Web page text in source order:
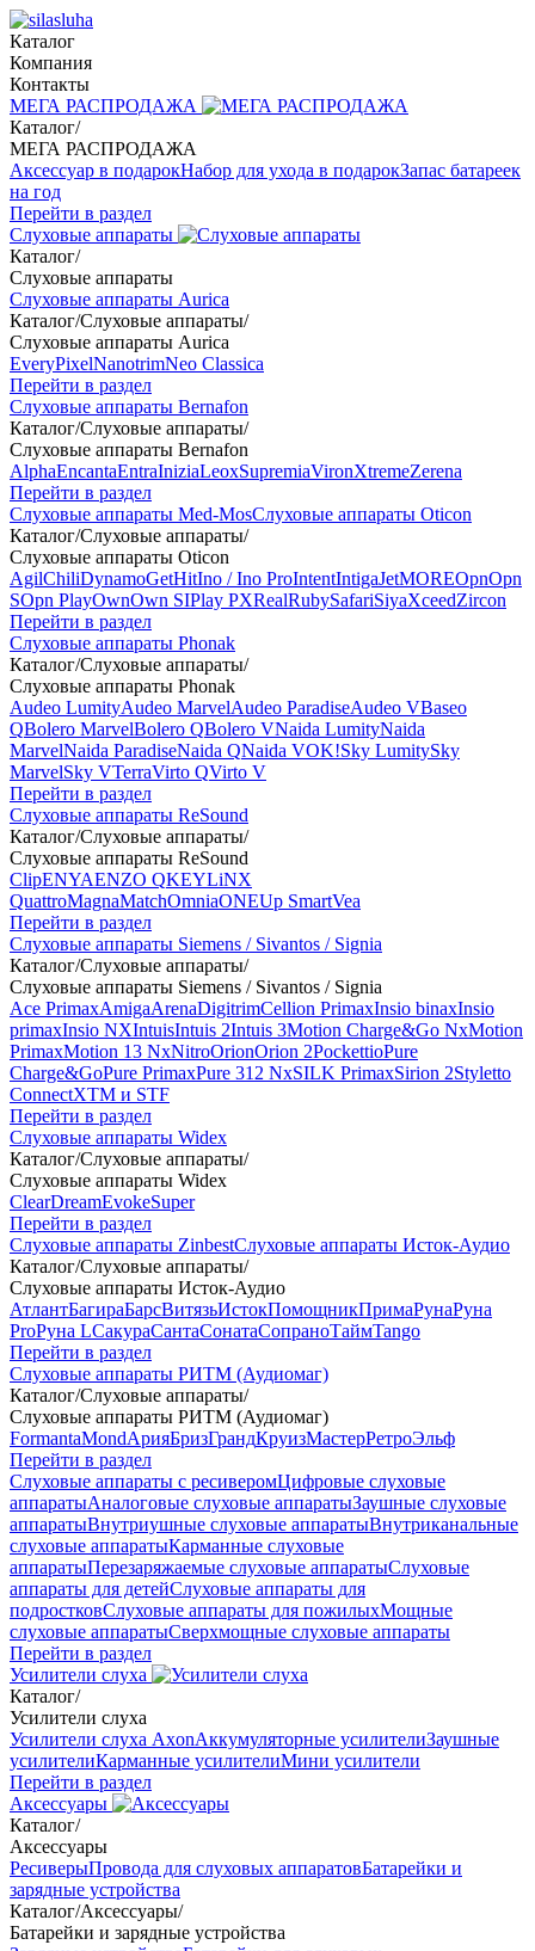
Каталог
Компания
Контакты
МЕГА РАСПРОДАЖА
Каталог/
МЕГА РАСПРОДАЖА
Аксессуар в подарокНабор для ухода в подарокЗапас батареек
на год
Перейти в раздел
Слуховые аппараты
Каталог/
Слуховые аппараты
Слуховые аппараты Aurica
Каталог/Слуховые аппараты/
Слуховые аппараты Aurica
EveryPixelNanotrimNeo Classica
Перейти в раздел
Слуховые аппараты Bernafon
Каталог/Слуховые аппараты/
Слуховые аппараты Bernafon
AlphaEncantaEntraIniziaLeoxSupremiaVironXtremeZerena
Перейти в раздел
Слуховые аппараты Med-MosСлуховые аппараты Oticon
Каталог/Слуховые аппараты/
Слуховые аппараты Oticon
AgilChiliDynamoGetHitIno / Ino ProIntentIntigaJetMOREOpnOpn
SOpn PlayOwnOwn SIPlay PXRealRubySafariSiyaXceedZircon
Перейти в раздел
Слуховые аппараты Phonak
Каталог/Слуховые аппараты/
Слуховые аппараты Phonak
Audeo LumityAudeo MarvelAudeo ParadiseAudeo VBaseo
QBolero MarvelBolero QBolero VNaida LumityNaida
MarvelNaida ParadiseNaida QNaida VOK!Sky LumitySky
MarvelSky VTerraVirto QVirto V
Перейти в раздел
Слуховые аппараты ReSound
Каталог/Слуховые аппараты/
Слуховые аппараты ReSound
ClipENYAENZO QKEYLiNX
QuattroMagnaMatchOmniaONEUp SmartVea
Перейти в раздел
Слуховые аппараты Siemens / Sivantos / Signia
Каталог/Слуховые аппараты/
Слуховые аппараты Siemens / Sivantos / Signia
Ace PrimaxAmigaArenaDigitrimCellion PrimaxInsio binaxInsio
primaxInsio NXIntuisIntuis 2Intuis 3Motion Charge&Go NxMotion
PrimaxMotion 13 NxNitroOrionOrion 2PockettioPure
Charge&GoPure PrimaxPure 312 NxSILK PrimaxSirion 2Styletto
ConnectXTM и STF
Перейти в раздел
Слуховые аппараты Widex
Каталог/Слуховые аппараты/
Слуховые аппараты Widex
ClearDreamEvokeSuper
Перейти в раздел
Слуховые аппараты ZinbestСлуховые аппараты Исток-Аудио
Каталог/Слуховые аппараты/
Слуховые аппараты Исток-Аудио
АтлантБагираБарсВитязьИстокПомощникПримаРунаРуна
ProРуна LСакураСантаСонатаСопраноТаймTango
Перейти в раздел
Слуховые аппараты РИТМ (Аудиомаг)
Каталог/Слуховые аппараты/
Слуховые аппараты РИТМ (Аудиомаг)
FormantaMondАрияБризГрандКруизМастерРетроЭльф
Перейти в раздел
Слуховые аппараты с ресиверомЦифровые слуховые
аппаратыАналоговые слуховые аппаратыЗаушные слуховые
аппаратыВнутриушные слуховые аппаратыВнутриканальные
слуховые аппаратыКарманные слуховые
аппаратыПерезаряжаемые слуховые аппаратыСлуховые
аппараты для детейСлуховые аппараты для
подростковСлуховые аппараты для пожилыхМощные
слуховые аппаратыСверхмощные слуховые аппараты
Перейти в раздел
Усилители слуха
Каталог/
Усилители слуха
Усилители слуха AxonАккумуляторные усилителиЗаушные
усилителиКарманные усилителиМини усилители
Перейти в раздел
Аксессуары
Каталог/
Аксессуары
РесиверыПровода для слуховых аппаратовБатарейки и
зарядные устройства
Каталог/Аксессуары/
Батарейки и зарядные устройства